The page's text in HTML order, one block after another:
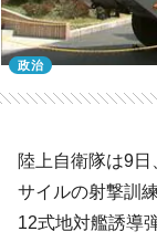
政治
陸上自衛隊は9
サイルの射撃訓
12式地対艦誘導